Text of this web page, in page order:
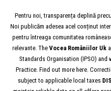
Pentru noi, transparența deplină
Noi publicăm adesea acel conținut
pentru întreaga comunitatea
relevante. The Vocea Româniilor Uk
Standards Organisation (IPSO)
Practice. Find out more here.
subject to applicable local taxes